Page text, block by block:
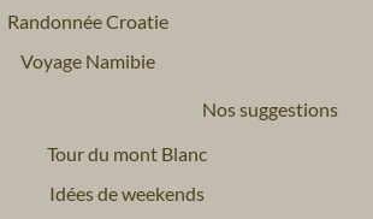
Randonnée Croatie
Voyage Namibie
Nos suggestions
Tour du mont Blanc
Idées de weekends